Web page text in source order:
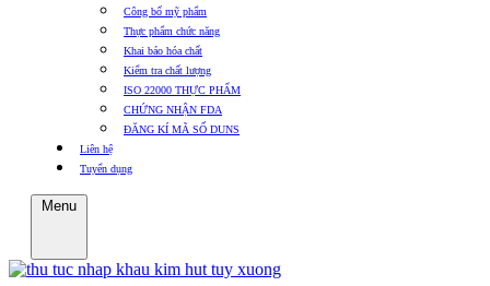
Công bố mỹ phẩm
Thực phẩm chức năng
Khai báo hóa chất
Kiểm tra chất lượng
ISO 22000 THỰC PHẨM
CHỨNG NHẬN FDA
ĐĂNG KÍ MÃ SỐ DUNS
Liên hệ
Tuyển dụng
Menu